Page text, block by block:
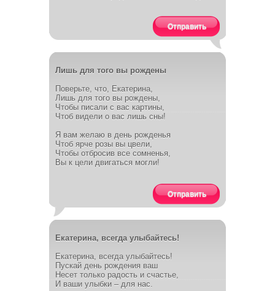
Отправить
Лишь для того вы рождены
Поверьте, что, Екатерина,
Лишь для того вы рождены,
Чтобы писали с вас картины,
Чтоб видели о вас лишь сны!
Я вам желаю в день рожденья
Чтоб ярче розы вы цвели,
Чтобы отбросив все сомненья,
Вы к цели двигаться могли!
Отправить
Екатерина, всегда улыбайтесь!
Екатерина, всегда улыбайтесь!
Пускай день рождения ваш
Несет только радость и счастье,
И ваши улыбки – для нас.